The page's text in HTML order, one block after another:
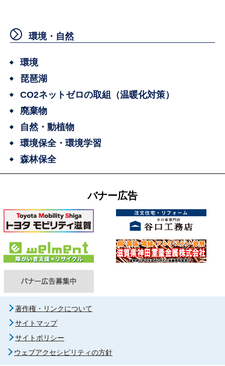
環境・自然
環境
琵琶湖
CO2ネットゼロの取組（温暖化対策）
廃棄物
自然・動植物
環境保全・環境学習
森林保全
バナー広告
著作権・リンクについて
サイトマップ
サイトポリシー
ウェブアクセシビリティの方針